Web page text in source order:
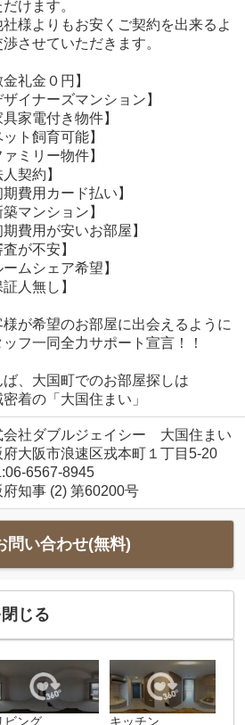
けます。
社様よりもお安くご契約を出来るよ
渉させていただきます。
金礼金０円】
ザイナーズマンション】
具家電付き物件】
ット飼育可能】
ァミリー物件】
人契約】
期費用カード払い】
築マンション】
期費用が安いお部屋】
査が不安】
ームシェア希望】
証人無し】
様が希望のお部屋に出会えるように
ッフ一同全力サポート宣言！！
ば、大国町でのお部屋探しは
着の「大国住まい」
会社ダブルジェイシー 大国住まい
府大阪市浪速区戎本町１丁目5-20
6567-8945
府知事 (2) 第60200号
問い合わせ(無料)
じる
ビング キッチン